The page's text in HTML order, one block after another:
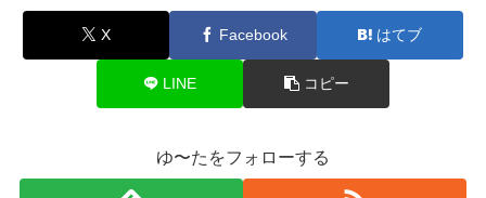
X Facebook はてブ
LINE コピー
ゆ〜たをフォローする